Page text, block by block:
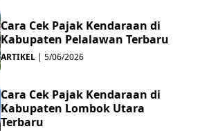
Cara Cek Pajak Kendaraan di
Kabupaten Pelalawan Terbaru
ARTIKEL | 5/06/2026
Cara Cek Pajak Kendaraan di
Kabupaten Lombok Utara
Terbaru